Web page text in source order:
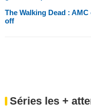
The Walking Dead :
off
Séries les +